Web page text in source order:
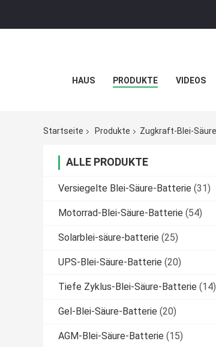
HAUS PRODUKTE VIDEOS
Startseite Produkte Zugkraft-Blei-
ALLE PRODUKTE
Versiegelte Blei-Säure-Batterie (31)
Motorrad-Blei-Säure-Batterie (54)
Solarblei-säure-batterie (25)
UPS-Blei-Säure-Batterie (20)
Tiefe Zyklus-Blei-Säure-Batterie (14)
Gel-Blei-Säure-Batterie (20)
AGM-Blei-Säure-Batterie (15)